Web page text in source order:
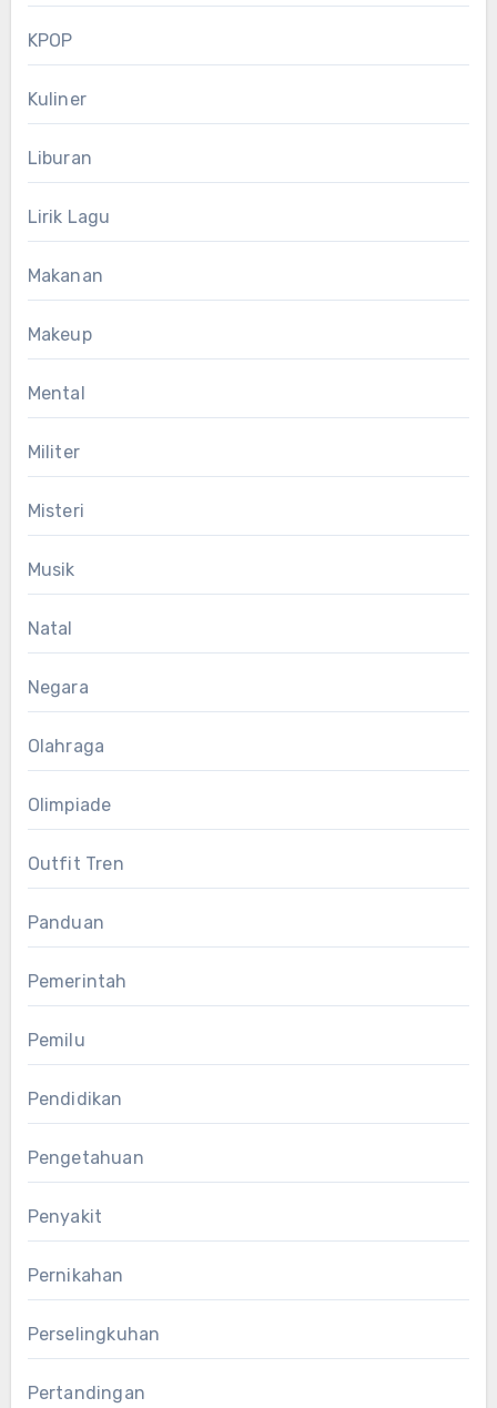
KPOP
Kuliner
Liburan
Lirik Lagu
Makanan
Makeup
Mental
Militer
Misteri
Musik
Natal
Negara
Olahraga
Olimpiade
Outfit Tren
Panduan
Pemerintah
Pemilu
Pendidikan
Pengetahuan
Penyakit
Pernikahan
Perselingkuhan
Pertandingan